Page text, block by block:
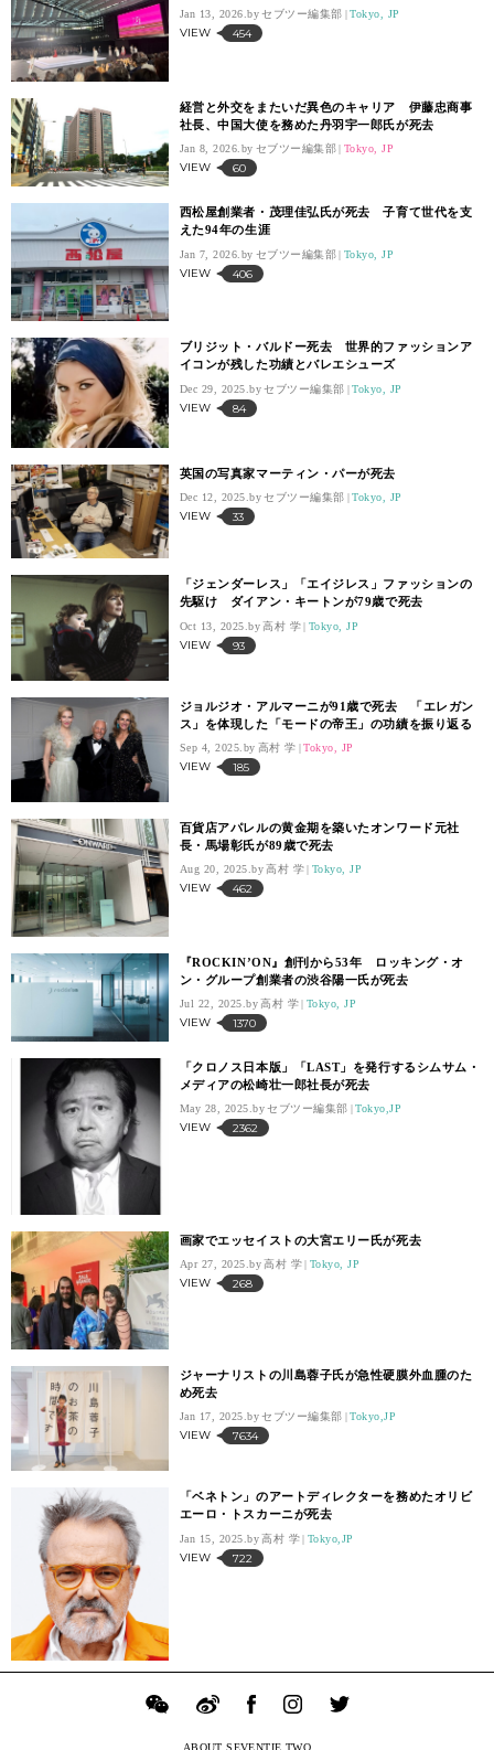
Jan 13, 2026. セブツー編集部 Tokyo, JP
VIEW 454
経営と外交をまたいだ異色のキャリア 伊藤忠商事
社長、中国大使を務めた丹羽宇一郎氏が死去
Jan 8, 2026. セブツー編集部 Tokyo, JP
VIEW 60
西松屋創業者・茂理佳弘氏が死去 子育て世代を支
えた94年の生涯
Jan 7, 2026. セブツー編集部 Tokyo, JP
VIEW 406
ブリジット・バルドー死去 世界的ファッションア
イコンが残した功績とバレエシューズ
Dec 29, 2025. セブツー編集部 Tokyo, JP
VIEW 84
英国の写真家マーティン・パーが死去
Dec 12, 2025. セブツー編集部 Tokyo, JP
VIEW 33
「ジェンダーレス」「エイジレス」ファッションの
先駆け ダイアン・キートンが79歳で死去
Oct 13, 2025. 高村 学 Tokyo, JP
VIEW 93
ジョルジオ・アルマーニが91歳で死去 「エレガン
ス」を体現した「モードの帝王」の功績を振り返る
Sep 4, 2025. 高村 学 Tokyo, JP
VIEW 185
百貨店アパレルの黄金期を築いたオンワード元社
長・馬場彰氏が89歳で死去
Aug 20, 2025. 高村 学 Tokyo, JP
VIEW 462
『ROCKIN’ON』創刊から53年 ロッキング・オ
ン・グループ創業者の渋谷陽一氏が死去
Jul 22, 2025. 高村 学 Tokyo, JP
VIEW 1370
「クロノス日本版」「LAST」を発行するシムサム・
メディアの松崎壮一郎社長が死去
May 28, 2025. セブツー編集部 Tokyo,JP
VIEW 2362
画家でエッセイストの大宮エリー氏が死去
Apr 27, 2025. 高村 学 Tokyo, JP
VIEW 268
ジャーナリストの川島蓉子氏が急性硬膜外血腫のた
め死去
Jan 17, 2025. セブツー編集部 Tokyo,JP
VIEW 7634
「ベネトン」のアートディレクターを務めたオリビ
エーロ・トスカーニが死去
Jan 15, 2025. 高村 学 Tokyo,JP
VIEW 722
ABOUT SEVENTIE TWO